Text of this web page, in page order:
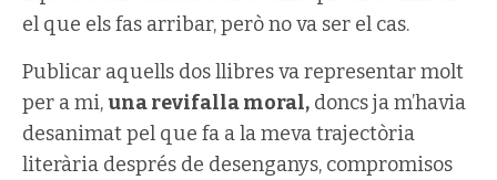
el que els fas arribar, però no va ser el cas.
Publicar aquells dos llibres va representar molt
per a mi,una revifalla moral, doncs ja m’havia
desanimat pel que fa a la meva trajectòria
literària després de desenganys, compromisos